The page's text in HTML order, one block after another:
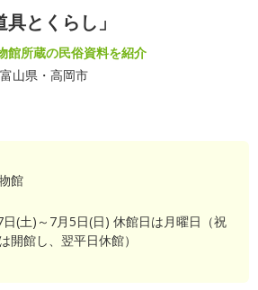
とくらし」
館所蔵の民俗資料を紹介
富山県・高岡市
館
(土)～7月5日(日) 休館日は月曜日（祝
開館し、翌平日休館）